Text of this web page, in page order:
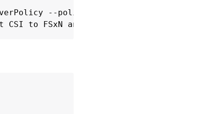
--policy-document file://
CSI to FSxN and Secrets manager"